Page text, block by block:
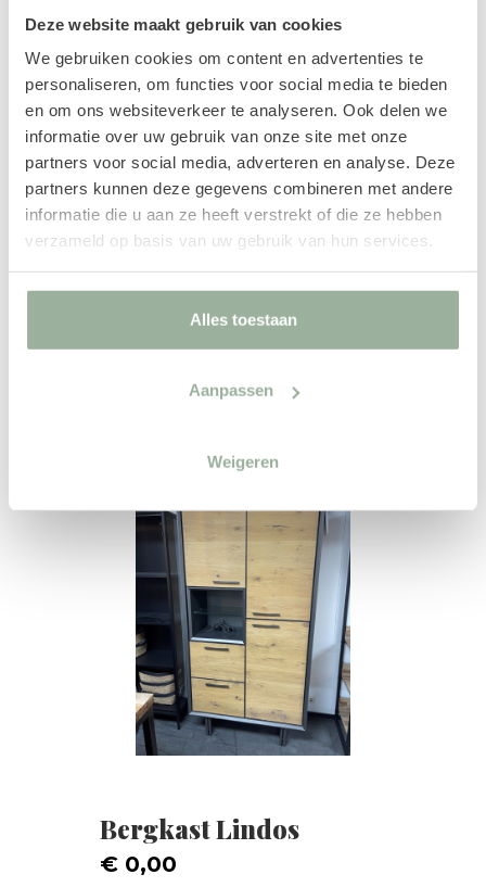
Deze website maakt gebruik van cookies
We gebruiken cookies om content en advertenties te
personaliseren, om functies voor social media te bieden
en om ons websiteverkeer te analyseren. Ook delen we
informatie over uw gebruik van onze site met onze
partners voor social media, adverteren en analyse. Deze
partners kunnen deze gegevens combineren met andere
informatie die u aan ze heeft verstrekt of die ze hebben
verzameld op basis van uw gebruik van hun services.
Alles toestaan
Aanpassen
Weigeren
Wandkast Fushion
€ 729,00
Het stijlvolle design maakt de
wandkast van Feelings een
echte aanwinst voor het
interieur! Deze hoge wandkast
beschikt over twee open
vakken en twee ...
Bergkast Lindos
€ 0,00